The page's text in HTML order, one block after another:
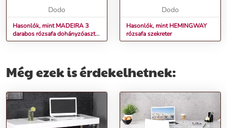
Dodo
Hasonlók, mint MADEIRA 3
darabos rózsafa dohányzóasztal
szett
Dodo
Hasonlók, mint HEMINGWAY
rózsafa szekreter
Még ezek is érdekelhetnek: